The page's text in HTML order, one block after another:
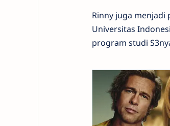
Rinny juga
Universitas
program studi